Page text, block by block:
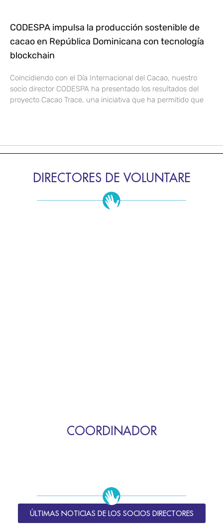
CODESPA impulsa la producción sostenible de
cacao en República Dominicana con tecnología
blockchain
Coincidiendo con el Día Internacional del Cacao, nuestro
socio director CODESPA ha presentado los resultados del
proyecto Cacao Trace, una iniciativa que ha permitido que
DIRECTORES DE VOLUNTARE
COORDINADOR
ÚLTIMAS NOTICIAS DE LOS SOCIOS DIRECTORES